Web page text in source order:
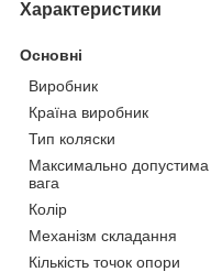
Характеристики
Основні
Виробник
Країна виробник
Тип коляски
Максимально допустима
вага
Колір
Механізм складання
Кількість точок опори